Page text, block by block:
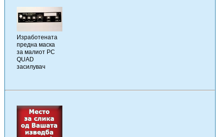
Изработената
предна маска
за малиот PC
QUAD
засилувач